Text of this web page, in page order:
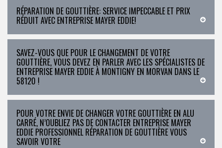
RÉPARATION DE GOUTTIÈRE: SERVICE IMPECCABLE ET PRIX
RÉDUIT AVEC ENTREPRISE MAYER EDDIE!
SAVEZ-VOUS QUE POUR LE CHANGEMENT DE VOTRE
GOUTTIÈRE, VOUS DEVEZ EN PARLER AVEC LES SPÉCIALISTES DE
ENTREPRISE MAYER EDDIE À MONTIGNY EN MORVAN DANS LE
58120 !
POUR VOTRE ENVIE DE CHANGER VOTRE GOUTTIÈRE EN ALU
CARRÉ, N’OUBLIEZ PAS DE CONTACTER ENTREPRISE MAYER
EDDIE PROFESSIONNEL RÉPARATION DE GOUTTIÈRE VOUS
SAVOIR VOTRE